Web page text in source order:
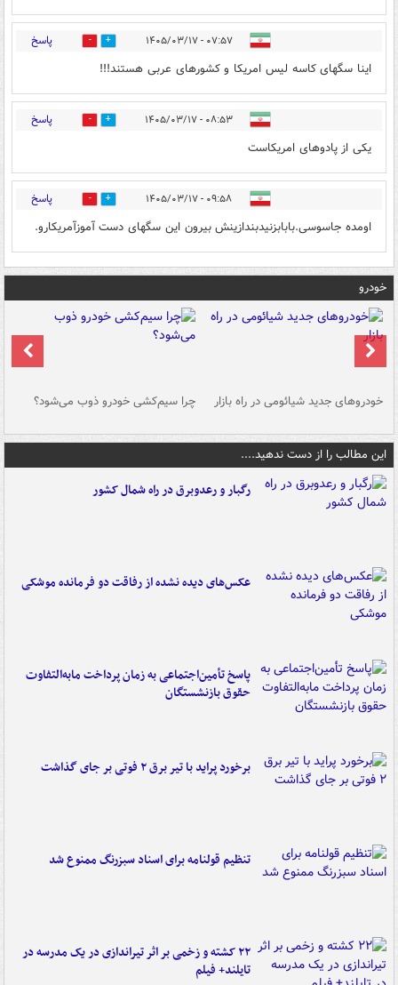
۰۷:۵۷ - ۱۴۰۵/۰۳/۱۷ 0 پاسخ
اینا سگهای کاسه لیس امریکا و کشورهای عربی هستند!!!
۰۸:۵۳ - ۱۴۰۵/۰۳/۱۷ 0 پاسخ
یکی از پادوهای امریکاست
۰۹:۵۸ - ۱۴۰۵/۰۳/۱۷ 0 پاسخ
اومده جاسوسی.بابابزنیدبندازینش بیرون این سگهای دست آموزآمریکارو.
خودرو
خودروهای جدید شیائومی در راه بازار چرا سیم‌کشی خودرو ذوب می‌شود؟
این مطالب را از دست ندهید....
رگبار و رعدوبرق در راه شمال کشور
عکس‌های دیده نشده از رفاقت دو فرمانده‌ موشکی
پاسخ تأمین‌اجتماعی به زمان پرداخت مابه‌التفاوت
حقوق بازنشستگان
برخورد پراید با تیر برق ۲ فوتی بر جای گذاشت
تنظیم قولنامه برای اسناد سبزرنگ ممنوع شد
۲۲ کشته و زخمی بر اثر تیراندازی در یک مدرسه در
تایلند+ فیلم